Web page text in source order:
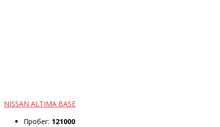
NISSAN ALTIMA BASE
Пробег: 121000